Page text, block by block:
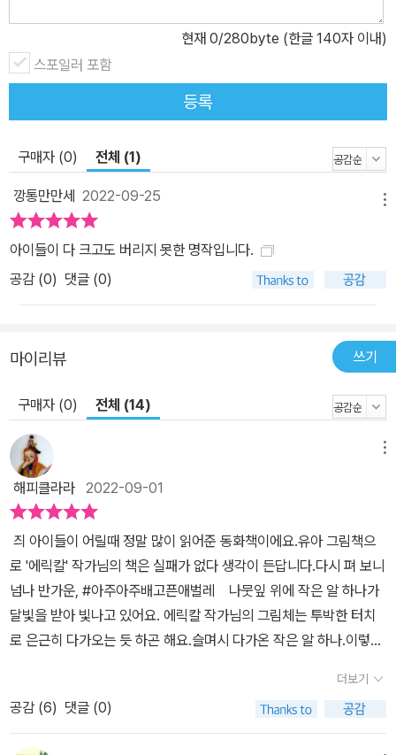
고, 어휘력까지 키울 수 있다.
현재 0/280byte (한글 140자 이내)
스포일러 포함
등록
구매자 (0) 전체 (1)
깡통만만세 2022-09-25
아이들이 다 크고도 버리지 못한 명작입니다.
공감 (0) 댓글 (0)
마이리뷰 쓰기
구매자 (0) 전체 (14)
해피클라라 2022-09-01
​ ​즤 아이들이 어릴때 정말 많이 읽어준 동화책이에요.유아 그림책으
로 '에릭칼' 작가님의 책은 실패가 없다 생각이 든답니다.다시 펴 보니
넘나 반가운, #아주아주배고픈애벌레 ​나뭇잎 위에 작은 알 하나가
달빛을 받아 빛나고 있어요. 에릭칼 작가님의 그림체는 투박한 터치
로 은근히 다가오는 듯 하곤 해요.슬며시 다가온 작은 알 하나.이렇게
직관적인 그림책.애벌레 하면 무슨 생각이 떠오르시나요?꼬물꼬물,
성장하는 애벌레.이렇게 저렇게 애벌레는 자기에게 맞는 성장의 방식
을 찾는답니다. ​에릭칼 작가님은 어떻게아주아주 배고픈 애벌레를
더보기
공감 (6) 댓글 (0)